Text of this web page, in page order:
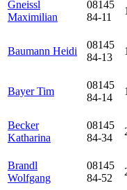
Gneissl
Maximilian
08145
84-11
Baumann Heidi
08145
84-13
Bayer Tim
08145
84-14
Becker
Katharina
08145
84-34
Brandl
Wolfgang
08145
84-52